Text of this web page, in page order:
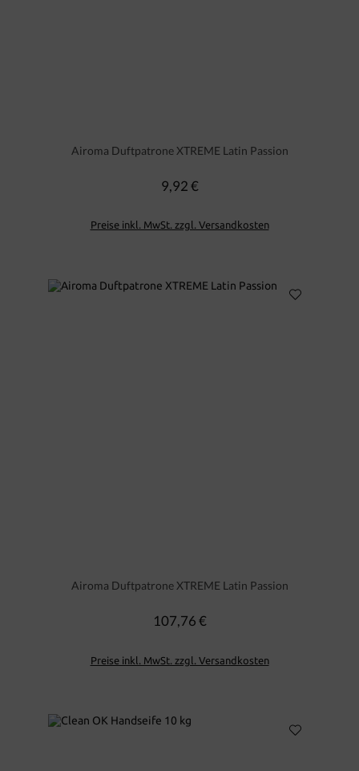
Airoma Duftpatrone XTREME Latin Passion
Regulärer Preis:
9,92 €
Preise inkl. MwSt. zzgl. Versandkosten
Airoma Duftpatrone XTREME Latin Passion
Regulärer Preis:
107,76 €
Preise inkl. MwSt. zzgl. Versandkosten